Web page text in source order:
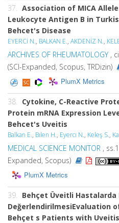
37. Association of MICA
Leukocyte Antigen B in
Behcet's Disease
EYERCİ N., BALKAN E., AKDENİZ N.,
ARCHIVES OF RHEUMATOLOGY ,
(SCI-Expanded, Scopus, TRDizin)
PlumX Metrics
38. Cytokine, C-Reactive
Protein mRNA Expression
Behcet's Uveitis
Balkan E., Bılen H., Eyercı N., Keleş S.,
MEDICAL SCIENCE MONITOR ,
Expanded, Scopus)
PlumX Metrics
39.
Behçet Üveitli Hastalarda
DeğerlendirilmesiEvaluation
Behçet s Patients with Uveitis